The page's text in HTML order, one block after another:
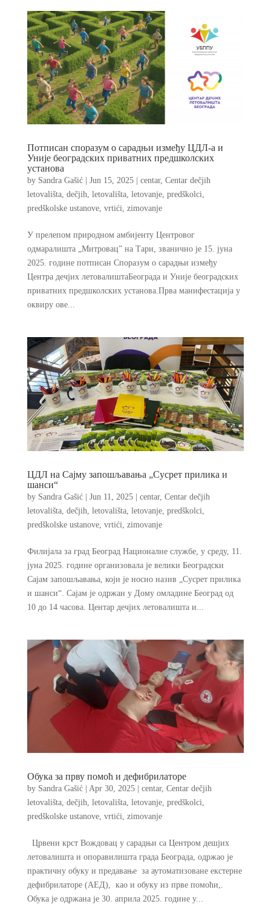
Потписан споразум о сарадњи између ЦДЛ-а и
Уније београдских приватних предшколских
установа
by Sandra Gašić| Jun 15, 2025| centar, Centar dečjih
letovališta, dečjih, letovališta, letovanje, predškolci,
predškolske ustanove, vrtići, zimovanje
У прелепом природном амбијенту Центровог
одмаралишта „Митровац” на Тари, званично je 15. јуна
2025. године потписан Споразум о сарадњи између
Центра дечјих летовалиштаБеограда и Уније београдских
приватних предшколских установа.Прва манифестација у
оквиру ове...
ЦДЛ на Сајму запошљавања „Сусрет прилика и
шанси“
by Sandra Gašić| Jun 11, 2025| centar, Centar dečjih
letovališta, dečjih letovališta, letovanje, predškolci
predškolske ustanove, vrtići zimovanje
Филијала за град Београд Националне службе, у среду, 11.
јуна 2025. године организовала је велики Београдски
Сајам запошљавања, који је носио назив „Сусрет прилика
и шанси“. Сајам је одржан у Дому омладине Београд од
10 до 14 часова. Центар дечјих летовалишта и...
Обука за прву помоћ и дефибрилаторе
by Sandra Gašić| Apr 30, 2025| centar, Centar dečjih
letovališta, dečjih, letovališta, letovanje, predškolci,
predškolske ustanove, vrtići, zimovanje
Црвени крст Вождовац у сарадњи са Центром дешјих
летовалишта и опоравилишта града Београда, одржао је
практичну обуку и предавање за аутоматизоване екстерне
дефибрилаторе (АЕД), као и обуку из прве помоћи,.
Обука је одржана је 30. априла 2025. године у...